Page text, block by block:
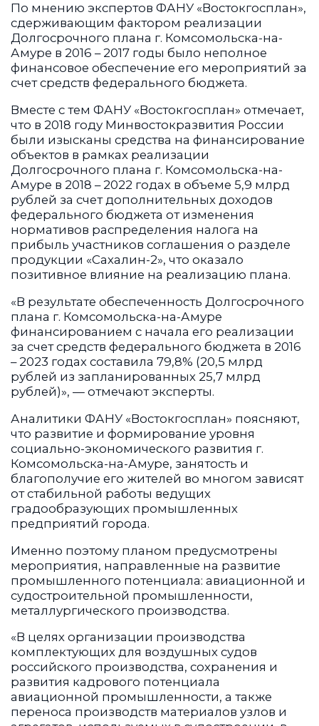
По мнению экспертов ФАНУ «Востокгосплан»,
сдерживающим фактором реализации
Долгосрочного плана г. Комсомольска-на-
Амуре в 2016 – 2017 годы было неполное
финансовое обеспечение его мероприятий за
счет средств федерального бюджета.
Вместе с тем ФАНУ «Востокгосплан» отмечает,
что в 2018 году Минвостокразвития России
были изысканы средства на финансирование
объектов в рамках реализации
Долгосрочного плана г. Комсомольска-на-
Амуре в 2018 – 2022 годах в объеме 5,9 млрд
рублей за счет дополнительных доходов
федерального бюджета от изменения
нормативов распределения налога на
прибыль участников соглашения о разделе
продукции «Сахалин-2», что оказало
позитивное влияние на реализацию плана.
«В результате обеспеченность Долгосрочного
плана г. Комсомольска-на-Амуре
финансированием с начала его реализации
за счет средств федерального бюджета в 2016
– 2023 годах составила 79,8% (20,5 млрд
рублей из запланированных 25,7 млрд
рублей)», — отмечают эксперты.
Аналитики ФАНУ «Востокгосплан» поясняют,
что развитие и формирование уровня
социально-экономического развития г.
Комсомольска-на-Амуре, занятость и
благополучие его жителей во многом зависят
от стабильной работы ведущих
градообразующих промышленных
предприятий города.
Именно поэтому планом предусмотрены
мероприятия, направленные на развитие
промышленного потенциала: авиационной и
судостроительной промышленности,
металлургического производства.
«В целях организации производства
комплектующих для воздушных судов
российского производства, сохранения и
развития кадрового потенциала
авиационной промышленности, а также
переноса производств материалов узлов и